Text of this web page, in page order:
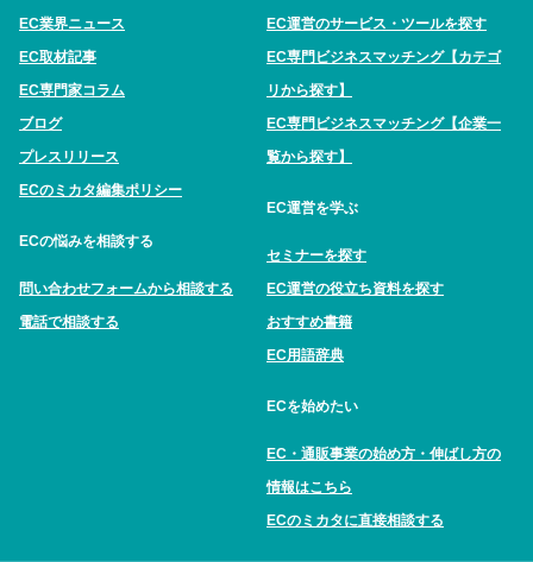
EC業界ニュース
EC取材記事
EC専門家コラム
ブログ
プレスリリース
ECのミカタ編集ポリシー
ECの悩みを相談する
問い合わせフォームから相談する
電話で相談する
EC運営のサービス・ツールを探す
EC専門ビジネスマッチング【カテゴ
リから探す】
EC専門ビジネスマッチング【企業一
覧から探す】
EC運営を学ぶ
セミナーを探す
EC運営の役立ち資料を探す
おすすめ書籍
EC用語辞典
ECを始めたい
EC・通販事業の始め方・伸ばし方の
情報はこちら
ECのミカタに直接相談する